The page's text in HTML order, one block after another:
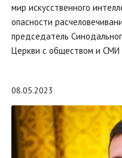
мир искусственного
опасности
председатель
Церкви с обществом и
08.05.2023